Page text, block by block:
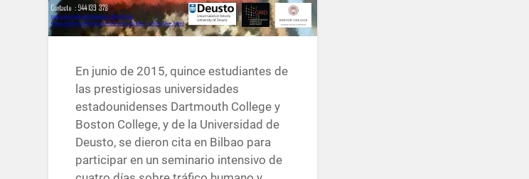
En junio de 2015, quince estudiantes de
las prestigiosas universidades
estadounidenses Dartmouth College y
Boston College, y de la Universidad de
Deusto, se dieron cita en Bilbao para
participar en un seminario intensivo de